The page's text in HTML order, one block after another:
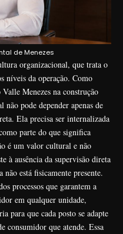
de Menezes
organizacional, que trata o
níveis da operação. Como
Menezes na construção
não pode depender apenas de
Ela precisa ser internalizada
parte do que significa
é um valor cultural e não
à ausência da supervisão direta
está fisicamente presente.
processos que garantem a
em qualquer unidade,
para que cada posto se adapte
consumidor que atende. Essa